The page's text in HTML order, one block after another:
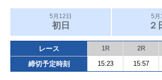
5月12日
初日
5月
２
レース 1R 2R
締切予定時刻 15:23 15:57